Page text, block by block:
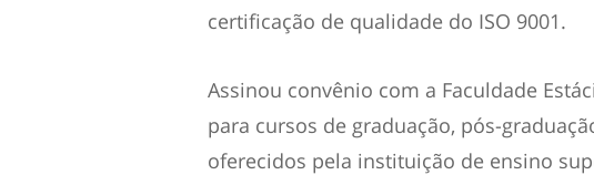
certificação de qualidade do ISO 9001.
Assinou convênio com a Faculdade
para cursos de graduação, pós-
oferecidos pela instituição de ensino